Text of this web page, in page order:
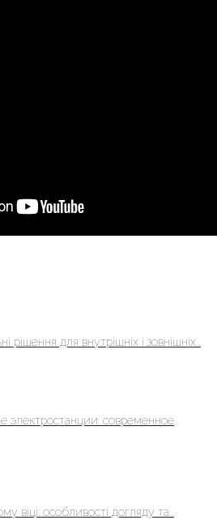
для внутрішніх і зовнішніх...
современное
віці: особливості догляду та...